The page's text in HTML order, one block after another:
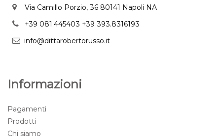
Via Camillo Porzio, 36 80141 Napoli NA
+39 081.445403 +39 393.8316193
info@dittarobertorusso.it
Informazioni
Pagamenti
Prodotti
Chi siamo